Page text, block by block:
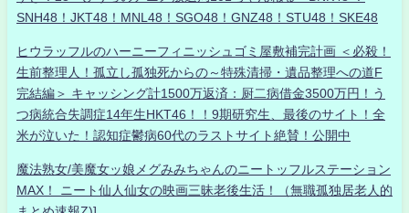
SNH48！JKT48！MNL48！SGO48！GNZ48！STU48！SKE48
ヒウラッフルのハーニーフィニッシュゴミ屋敷補完計画 ＜必殺！
生前整理人！孤立し孤独死からの～特殊清掃・遺品整理への道F
完結編＞ キャッシング計1500万返済：厨二病借金3500万円！う
つ病統合失調症14年生HKT46！！9期研究生、最後のサイト！全
米が泣いた！認知症鬱病60代のラストサイト絶賛！公開中
魔法熟女/美魔女ッ娘メグみみちゃんのニートッフルステーション
MAX！ ニート仙人仙女の映画三昧老後生活！（無職孤独居老人的